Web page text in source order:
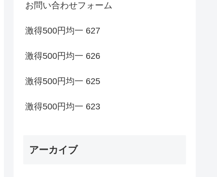
お問い合わせフォーム
激得500円均一 627
激得500円均一 626
激得500円均一 625
激得500円均一 623
アーカイブ